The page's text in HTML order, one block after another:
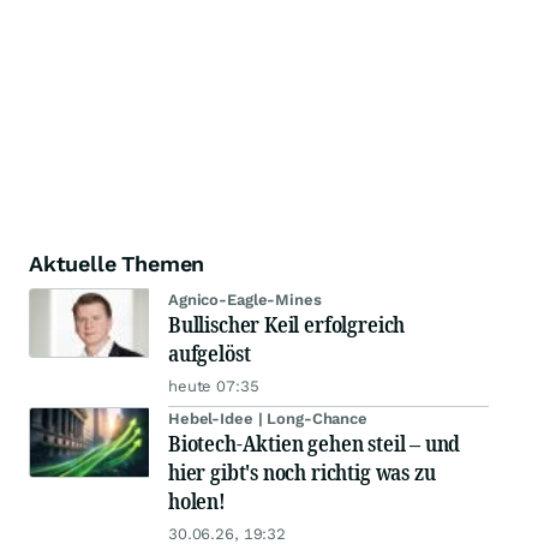
Aktuelle Themen
Agnico-Eagle-Mines
Bullischer Keil erfolgreich
aufgelöst
heute 07:35
Hebel-Idee | Long-Chance
Biotech-Aktien gehen steil – und
hier gibt's noch richtig was zu
holen!
30.06.26, 19:32